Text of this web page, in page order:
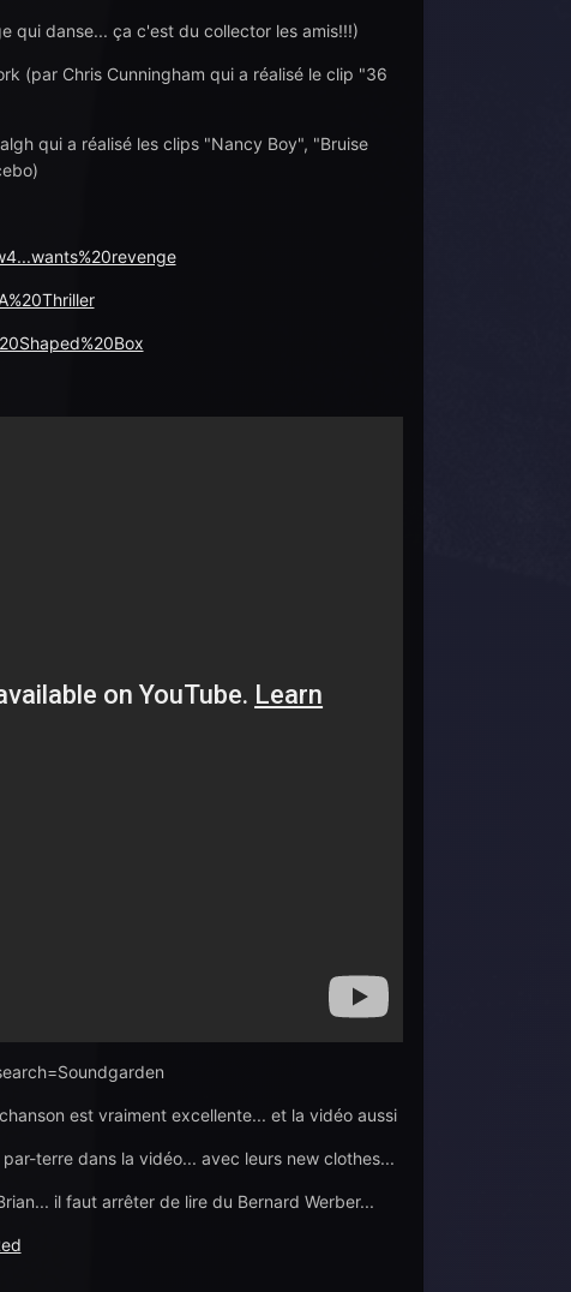
qui danse... ça c'est du collector les amis!!!)
(par Chris Cunningham qui a réalisé le clip "36
qui a réalisé les clips "Nancy Boy", "Bruise
est vraiment excellente... et la vidéo aussi
terre dans la vidéo... avec leurs new clothes...
il faut arrêter de lire du Bernard Werber...